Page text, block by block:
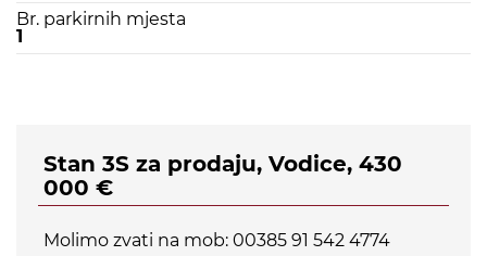
Br. parkirnih mjesta
1
Stan 3S za prodaju, Vodice, 430
000 €
Molimo zvati na mob: 00385 91 542 4774